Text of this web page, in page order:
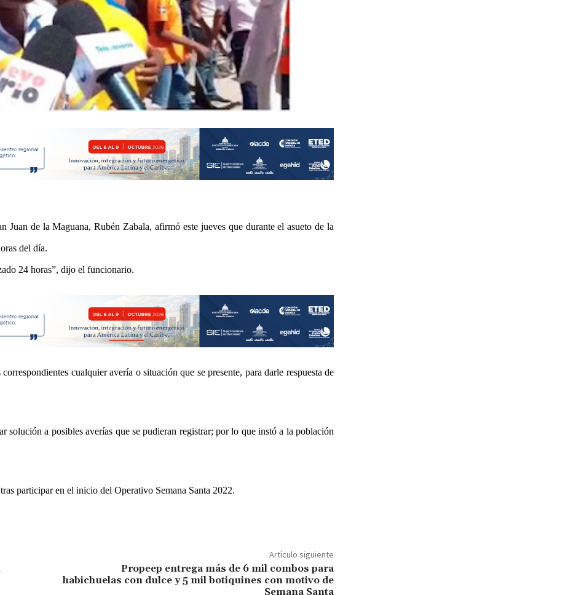
Juan de la Maguana, Rubén Zabala, afirmó este jueves que durante el asueto de la
del día.
24 horas”, dijo el funcionario.
cualquier avería o situación que se presente, para darle respuesta de
solución a posibles averías que se pudieran registrar; por lo que instó a la población
participar en el inicio del Operativo Semana Santa 2022.
Artículo siguiente
Propeep entrega más de 6 mil combos para
habichuelas con dulce y 5 mil botiquines con motivo de
Semana Santa